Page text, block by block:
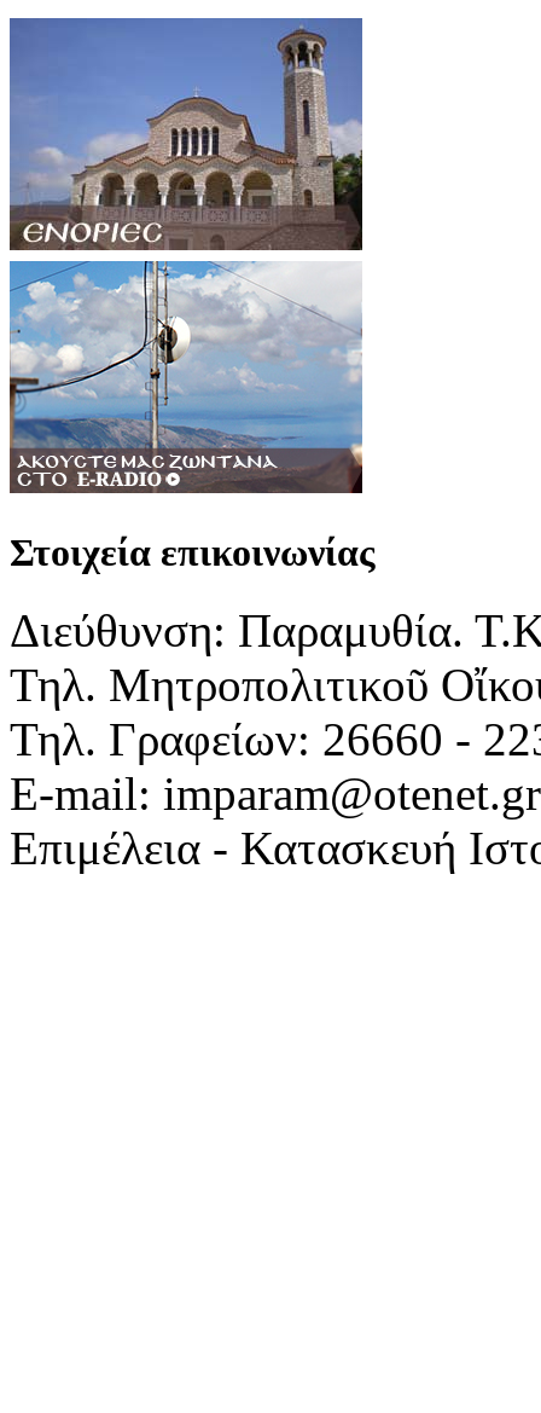
Στοιχεία επικοινωνίας
Διεύθυνση: Παραμυθία.
Τηλ. Μητροπολιτικοῦ
Τηλ. Γραφείων: 26660 -
E-mail: imparam@otenet.gr
Επιμέλεια - Κατασκευή